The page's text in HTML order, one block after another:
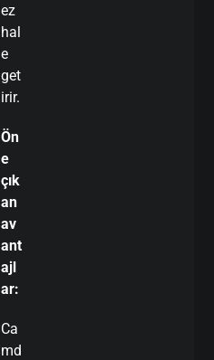
ez
hal
e
get
irir.
Ön
e
çık
an
av
ant
ajl
ar:
Ca
md